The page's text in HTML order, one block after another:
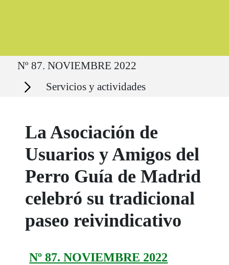
Ruta del sitio
Nº 87. NOVIEMBRE 2022
Secciones Servicios y actividades
La Asociación de
Usuarios y Amigos del
Perro Guía de Madrid
celebró su tradicional
paseo reivindicativo
Nº 87. NOVIEMBRE 2022